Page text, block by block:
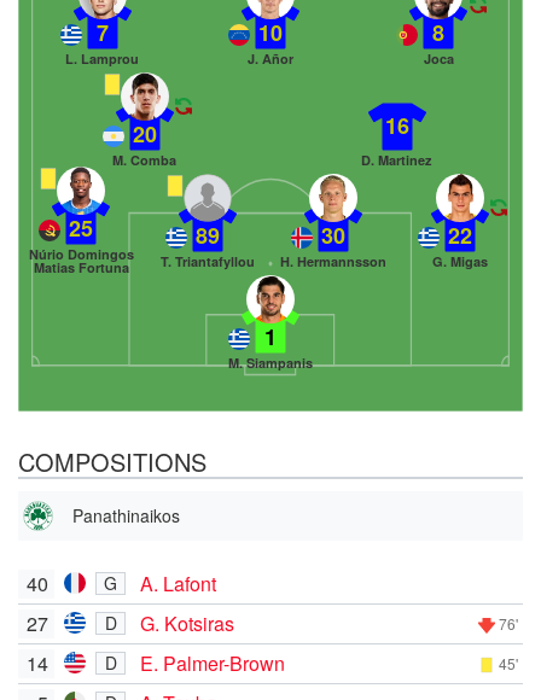
1
M. Siampanis
25
Núrio Domingos
Matias Fortuna
89
T. Triantafyllou
30
H. Hermannsson
22
G. Migas
20
M. Comba
16
D. Martinez
7
L. Lamprou
10
J. Añor
8
Joca
COMPOSITIONS
Panathinaikos
40 G
A. Lafont
27
D G. Kotsiras 76'
14 D E. Palmer-Brown 45'